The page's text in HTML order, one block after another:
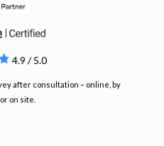
4.9 / 5.0
after consultation – online, by
on site.